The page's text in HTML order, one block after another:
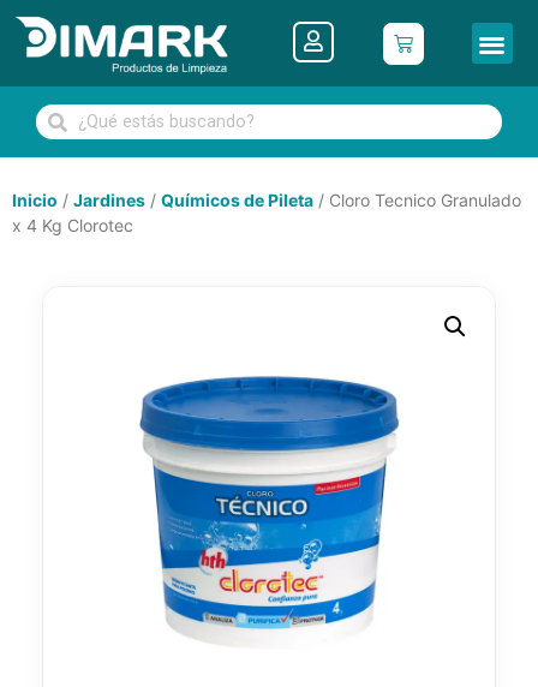
Inicio / Jardines / Químicos de Pileta / Cloro Tecnico Granulado
x 4 Kg Clorotec